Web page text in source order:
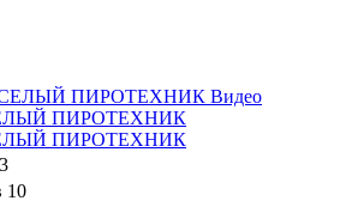
Видео
ПИРОТЕХНИК
ПИРОТЕХНИК
3
10